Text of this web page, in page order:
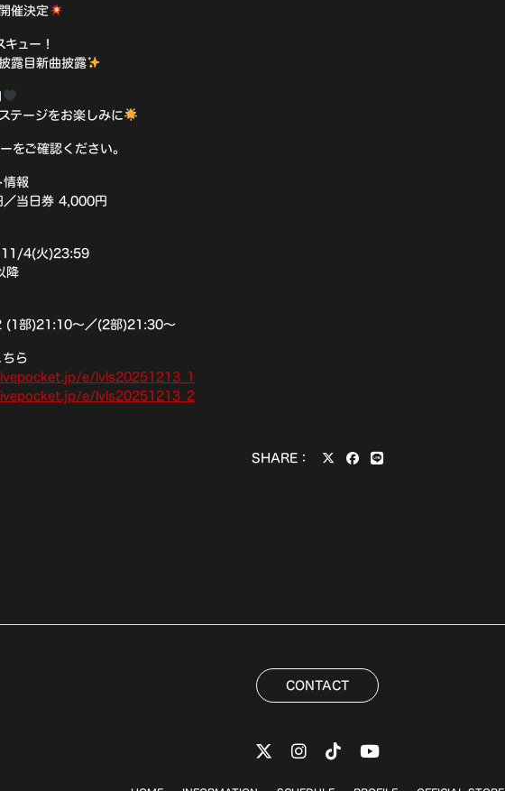
催決定
ュー！
露目新曲披露
テージをお楽しみに
をご確認ください。
報
当日券 4,000円
11/4(火)23:59
降
(1部)21:10〜／(2部)21:30〜
ら
e/lvls20251213_1
e/lvls20251213_2
SHARE：
CONTACT